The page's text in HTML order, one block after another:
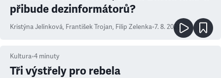
přibude dezinformátorů?
Kristýna Jelínková, František Trojan, Filip Zelenka•7. 8. 2026
Kultura•4 minuty
Tři výstřely pro rebela